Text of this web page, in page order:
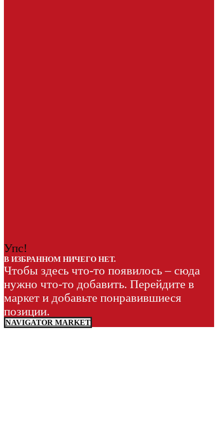
Упс!
В ИЗБРАННОМ НИЧЕГО НЕТ.
Чтобы здесь что-то появилось – сюда
нужно что-то добавить. Перейдите в
маркет и добавьте понравившиеся
позиции.
NAVIGATOR MARKET